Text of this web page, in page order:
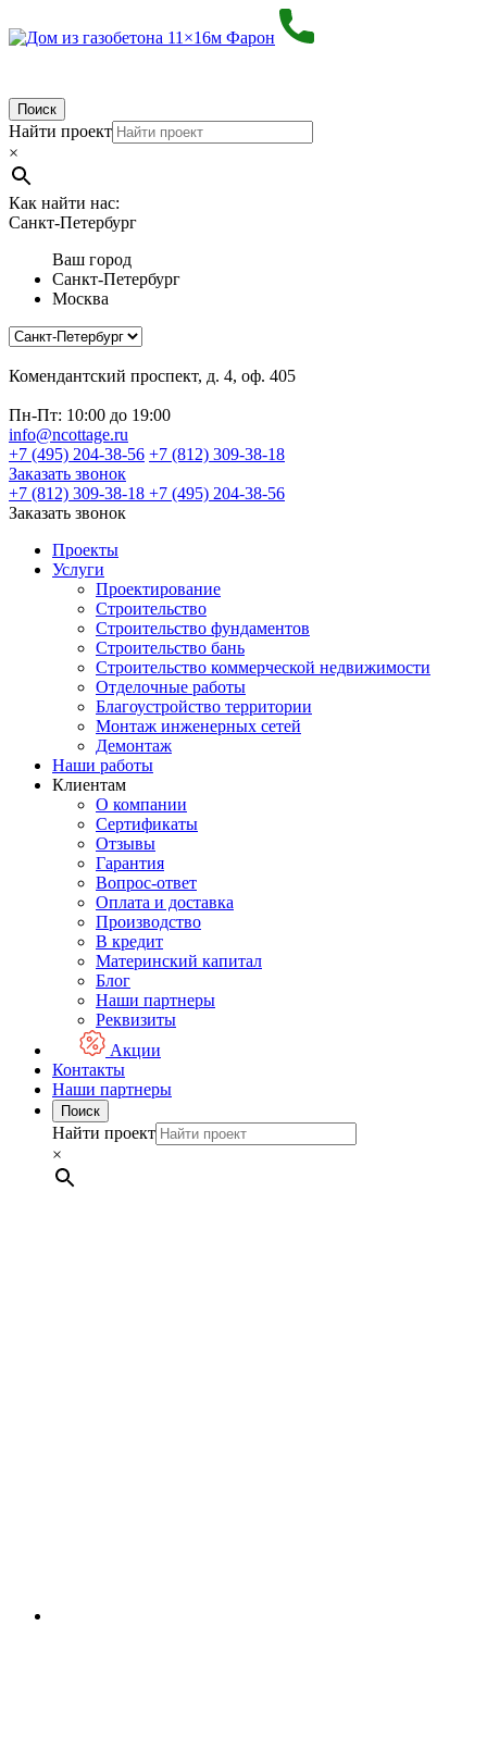
Поиск
Найти проект
×
Как найти нас:
Санкт-Петербург
Ваш город
Санкт-Петербург
Москва
Комендантский проспект, д. 4, оф. 405
Пн-Пт: 10:00 до 19:00
info@ncottage.ru
+7 (495) 204-38-56 +7 (812) 309-38-18
Заказать звонок
+7 (812) 309-38-18 +7 (495) 204-38-56
Заказать звонок
Проекты
Услуги
Проектирование
Строительство
Строительство фундаментов
Строительство бань
Строительство коммерческой недвижимости
Отделочные работы
Благоустройство территории
Монтаж инженерных сетей
Демонтаж
Наши работы
Клиентам
О компании
Сертификаты
Отзывы
Гарантия
Вопрос-ответ
Оплата и доставка
Производство
В кредит
Материнский капитал
Блог
Наши партнеры
Реквизиты
Акции
Контакты
Наши партнеры
Поиск
Найти проект
×